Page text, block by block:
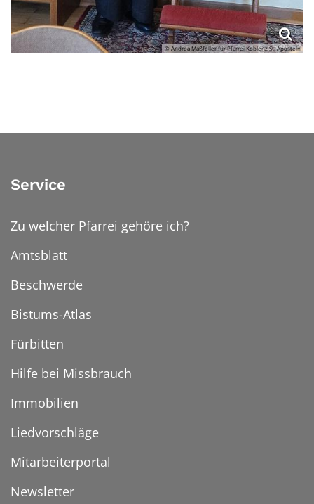
© Andrea Maßfeller für Pfarrei Koblenz St. Aposteln
Service
Zu welcher Pfarrei gehöre ich?
Amtsblatt
Beschwerde
Bistums-Atlas
Fürbitten
Hilfe bei Missbrauch
Immobilien
Liedvorschläge
Mitarbeiterportal
Newsletter